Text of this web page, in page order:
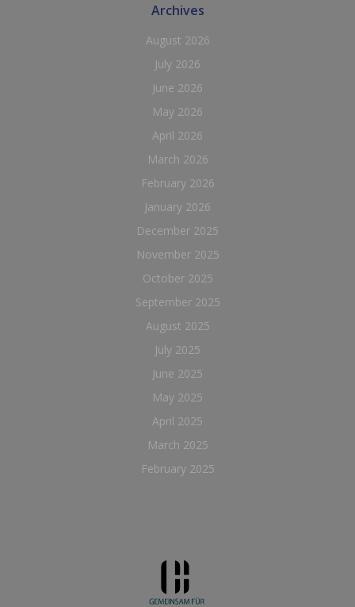
Archives
August 2026
July 2026
June 2026
May 2026
April 2026
March 2026
February 2026
January 2026
December 2025
November 2025
October 2025
September 2025
August 2025
July 2025
June 2025
May 2025
April 2025
March 2025
February 2025